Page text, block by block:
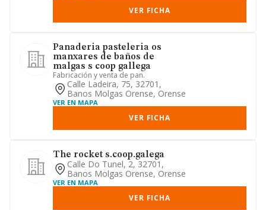
VER FICHA
Panaderia pasteleria os
manxares de baños de
malgas s coop gallega
Fabricación y venta de pan.
Calle Ladeira, 75, 32701,
Banos Molgas Orense, Orense
VER EN MAPA
VER FICHA
The rocket s.coop.galega
Calle Do Tunel, 2, 32701,
Banos Molgas Orense, Orense
VER EN MAPA
VER FICHA